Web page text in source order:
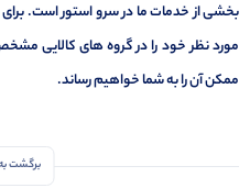
بخشی از خدمات ما در سرو استور است.
مورد نظر خود را در گروه های کالایی
ممکن آن را به شما خواهیم رساند.
برگشت به